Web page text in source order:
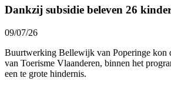
Dankzij subsidie beleven 26
09/07/26
Buurtwerking Bellewijk van Poperinge kon
van Toerisme Vlaanderen, binnen het
een te grote hindernis.